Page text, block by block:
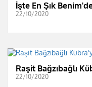
İşte En Şık
22/10/2020
Raşit Bağzıbağlı
22/10/2020